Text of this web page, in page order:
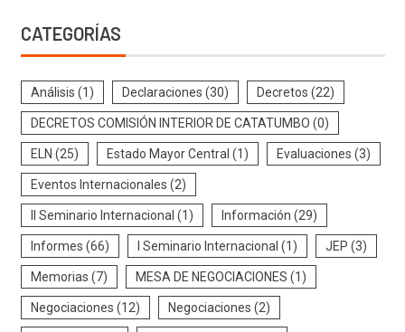
CATEGORÍAS
Análisis (1) Declaraciones (30) Decretos (22)
DECRETOS COMISIÓN INTERIOR DE CATATUMBO (0)
ELN (25) Estado Mayor Central (1) Evaluaciones (3)
Eventos Internacionales (2)
II Seminario Internacional (1) Información (29)
Informes (66) I Seminario Internacional (1) JEP (3)
Memorias (7) MESA DE NEGOCIACIONES (1)
Negociaciones (12) Negociaciones (2)